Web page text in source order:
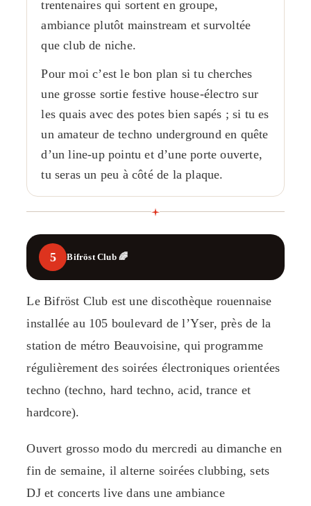
trentenaires qui sortent en groupe,
ambiance plutôt mainstream et survoltée
que club de niche.
Pour moi c’est le bon plan si tu cherches
une grosse sortie festive house-électro sur
les quais avec des potes bien sapés ; si tu es
un amateur de techno underground en quête
d’un line-up pointu et d’une porte ouverte,
tu seras un peu à côté de la plaque.
5 Bifröst Club 🌈
Le Bifröst Club est une discothèque rouennaise
installée au 105 boulevard de l’Yser, près de la
station de métro Beauvoisine, qui programme
régulièrement des soirées électroniques orientées
techno (techno, hard techno, acid, trance et
hardcore).
Ouvert grosso modo du mercredi au dimanche en
fin de semaine, il alterne soirées clubbing, sets
DJ et concerts live dans une ambiance